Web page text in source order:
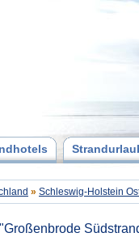
» Schleswig-Holstein
"Großenbrode